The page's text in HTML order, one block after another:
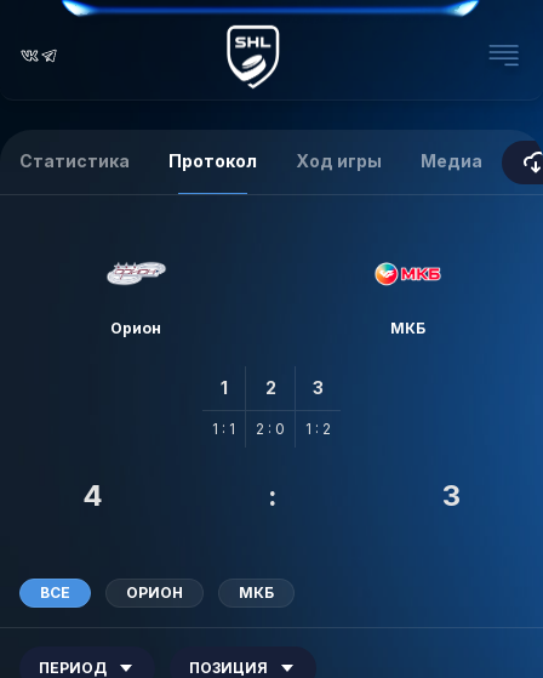
Статистика Протокол Ход игры Медиа
Орион МКБ
1
1 : 1
2
2 : 0
3
1 : 2
4 : 3
ВСЕ ОРИОН МКБ
ПЕРИОД ПОЗИЦИЯ